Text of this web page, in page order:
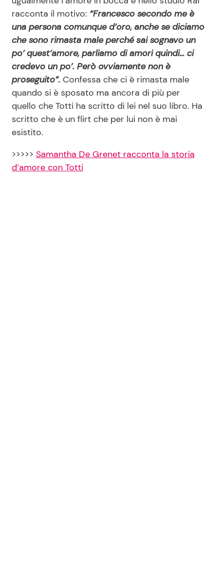
racconta il motivo: “Francesco secondo me è
una persona comunque d’oro, anche se diciamo
che sono rimasta male perché sai sognavo un
po’ quest’amore, parliamo di amori quindi… ci
credevo un po’. Però ovviamente non è
proseguito”. Confessa che ci è rimasta male
quando si è sposato ma ancora di più per
quello che Totti ha scritto di lei nel suo libro. Ha
scritto che è un flirt che per lui non è mai
esistito.
>>>>> Samantha De Grenet racconta la storia
d’amore con Totti